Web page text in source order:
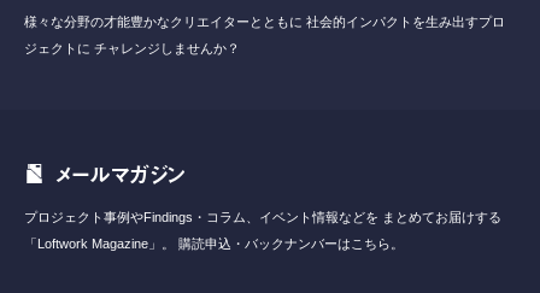
様々な分野の才能豊かなクリエイターとともに 社会的インパクトを生み出すプロ
ジェクトに チャレンジしませんか？
メールマガジン
プロジェクト事例やFindings・コラム、イベント情報などを まとめてお届けする
「Loftwork Magazine」。
購読申込・バックナンバーはこちら。